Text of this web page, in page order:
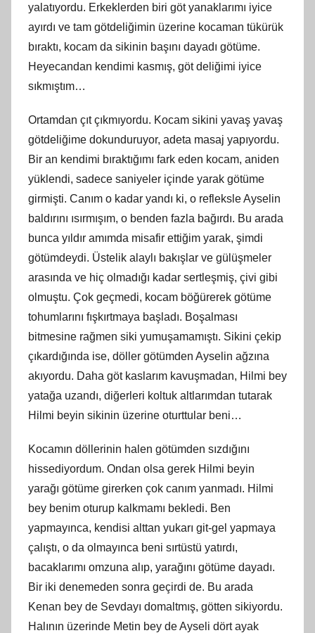
yalatıyordu. Erkeklerden biri göt yanaklarımı iyice
ayırdı ve tam götdeliğimin üzerine kocaman tükürük
bıraktı, kocam da sikinin başını dayadı götüme.
Heyecandan kendimi kasmış, göt deliğimi iyice
sıkmıştım…
Ortamdan çıt çıkmıyordu. Kocam sikini yavaş yavaş
götdeliğime dokunduruyor, adeta masaj yapıyordu.
Bir an kendimi bıraktığımı fark eden kocam, aniden
yüklendi, sadece saniyeler içinde yarak götüme
girmişti. Canım o kadar yandı ki, o refleksle Ayselin
baldırını ısırmışım, o benden fazla bağırdı. Bu arada
bunca yıldır amımda misafir ettiğim yarak, şimdi
götümdeydi. Üstelik alaylı bakışlar ve gülüşmeler
arasında ve hiç olmadığı kadar sertleşmiş, çivi gibi
olmuştu. Çok geçmedi, kocam böğürerek götüme
tohumlarını fışkırtmaya başladı. Boşalması
bitmesine rağmen siki yumuşamamıştı. Sikini çekip
çıkardığında ise, döller götümden Ayselin ağzına
akıyordu. Daha göt kaslarım kavuşmadan, Hilmi bey
yatağa uzandı, diğerleri koltuk altlarımdan tutarak
Hilmi beyin sikinin üzerine oturttular beni…
Kocamın döllerinin halen götümden sızdığını
hissediyordum. Ondan olsa gerek Hilmi beyin
yarağı götüme girerken çok canım yanmadı. Hilmi
bey benim oturup kalkmamı bekledi. Ben
yapmayınca, kendisi alttan yukarı git-gel yapmaya
çalıştı, o da olmayınca beni sırtüstü yatırdı,
bacaklarımı omzuna alıp, yarağını götüme dayadı.
Bir iki denemeden sonra geçirdi de. Bu arada
Kenan bey de Sevdayı domaltmış, götten sikiyordu.
Halının üzerinde Metin bey de Ayseli dört ayak